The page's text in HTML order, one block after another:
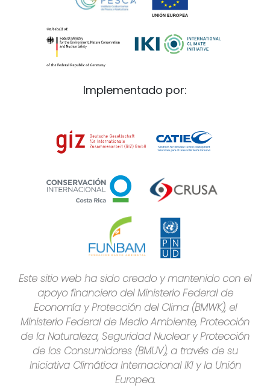
Implementado por:
Este sitio web ha sido creado y mantenido con el
apoyo financiero del Ministerio Federal de
Economía y Protección del Clima (BMWK), el
Ministerio Federal de Medio Ambiente, Protección
de la Naturaleza, Seguridad Nuclear y Protección
de los Consumidores (BMUV), a través de su
Iniciativa Climática Internacional IKI y la Unión
Europea.